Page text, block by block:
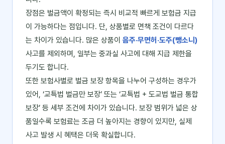
장점은 벌금액이 확정되는 즉시 비교적 빠르게 보험금 지급
이 가능하다는 점입니다. 단, 상품별로 면책 조건이 다르다
는 차이가 있습니다. 많은 상품이 음주·무면허·도주(뺑소니)
사고를 제외하며, 일부는 중과실 사고에 대해 지급 제한을
두기도 합니다.
또한 보험사별로 벌금 보장 항목을 나누어 구성하는 경우가
있어, ‘교특법 벌금만 보장’ 또는 ‘교특법 + 도교법 벌금 통합
보장’ 등 세부 조건에 차이가 있습니다. 보장 범위가 넓은 상
품일수록 보험료는 조금 더 높아지는 경향이 있지만, 실제
사고 발생 시 혜택은 더욱 확실합니다.